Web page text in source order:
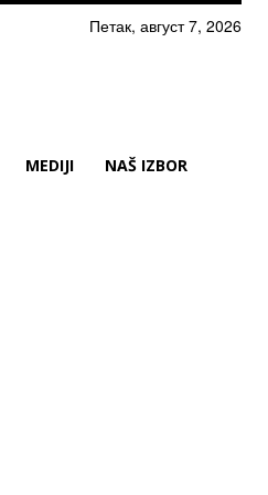
Петак, август 7, 2026
MEDIJI NAŠ IZBOR